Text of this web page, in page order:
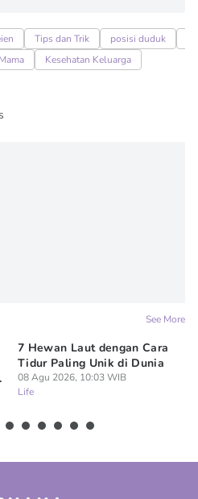
Tips dan Trik posisi duduk
Kesehatan Keluarga
See More
7 Hewan Laut dengan Cara
Tidur Paling Unik di Dunia
08 Agu 2026, 10:03 WIB
Life